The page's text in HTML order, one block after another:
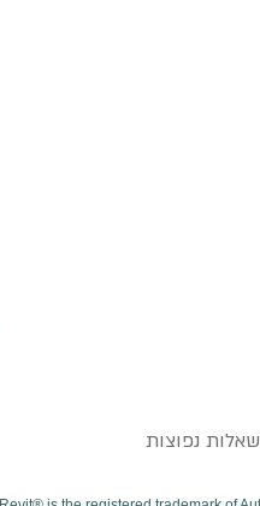
שאלות נפוצות